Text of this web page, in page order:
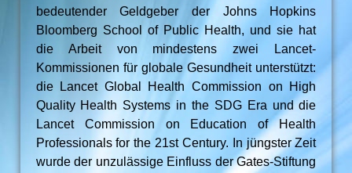
bedeutender Geldgeber der Johns Hopkins
Bloomberg School of Public Health, und sie hat
die Arbeit von mindestens zwei Lancet-
Kommissionen für globale Gesundheit unterstützt:
die Lancet Global Health Commission on High
Quality Health Systems in the SDG Era und die
Lancet Commission on Education of Health
Professionals for the 21st Century. In jüngster Zeit
wurde der unzulässige Einfluss der Gates-Stiftung